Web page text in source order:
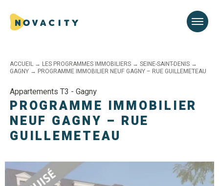
ACCUEIL → LES PROGRAMMES IMMOBILIERS → SEINE-SAINT-DENIS →
GAGNY → PROGRAMME IMMOBILIER NEUF GAGNY – RUE GUILLEMETEAU
Appartements T3 - Gagny
PROGRAMME IMMOBILIER
NEUF GAGNY – RUE
GUILLEMETEAU